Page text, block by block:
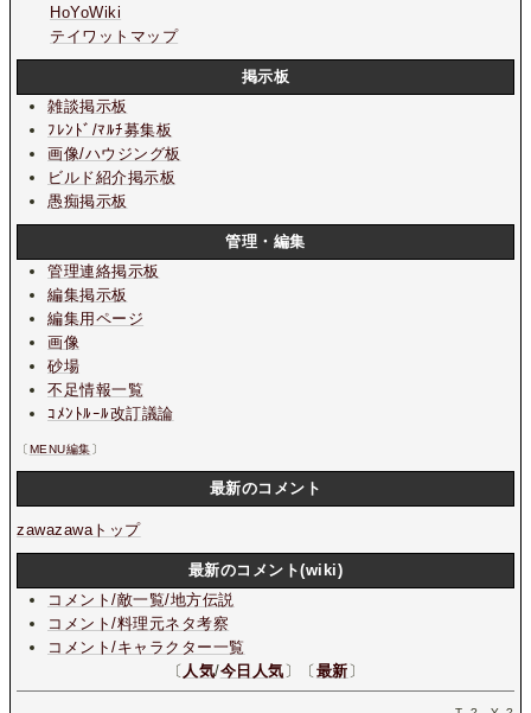
HoYoWiki
テイワットマップ
掲示板
雑談掲示板
ﾌﾚﾝﾄﾞ/ﾏﾙﾁ募集板
画像/ハウジング板
ビルド紹介掲示板
愚痴掲示板
管理・編集
管理連絡掲示板
編集掲示板
編集用ページ
画像
砂場
不足情報一覧
ｺﾒﾝﾄﾙｰﾙ改訂議論
〔MENU編集〕
最新のコメント
zawazawaトップ
最新のコメント(wiki)
コメント/敵一覧/地方伝説
コメント/料理元ネタ考察
コメント/キャラクター一覧
〔 人気/今日人気〕〔最新〕